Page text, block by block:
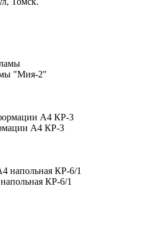
"Мия-2"
А4 КР-3
КР-6/1